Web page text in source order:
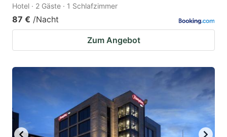
Hotel · 2 Gäste · 1 Schlafzimmer
87 € /Nacht
Zum Angebot